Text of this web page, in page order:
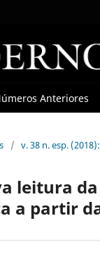
Anteriores
/ v. 38 n. esp.
leitura
a partir